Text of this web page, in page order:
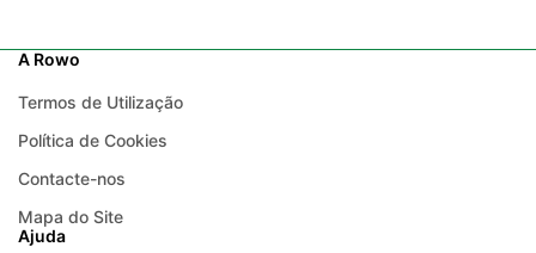
A Rowo
Termos de Utilização
Política de Cookies
Contacte-nos
Mapa do Site
Ajuda